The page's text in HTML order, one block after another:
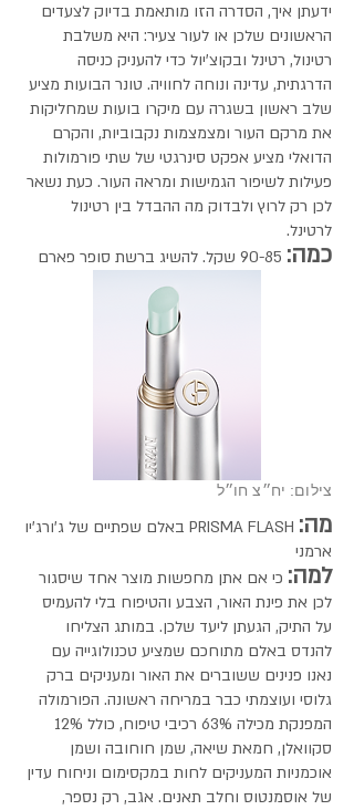
ידעתן איך, הסדרה הזו מותאמת בדיוק לצעדים
הראשונים שלכן או לעור צעיר: היא משלבת
רטינול, רטינל ובקוצ'יול כדי להעניק כניסה
הדרגתית, עדינה ונוחה לחוויה. טונר הבועות מציע
שלב ראשון בשגרה עם מיקרו בועות שמחליקות
את מרקם העור ומצמצמות נקבוביות, והקרם
הדואלי מציע אפקט סינרגטי של שתי פורמולות
פעילות לשיפור הגמישות ומראה העור. כעת נשאר
לכן רק לרוץ ולבדוק מה ההבדל בין רטינול
לרטינל.
כמה:
צילום: יח״צ חו״ל
מה:
PRISMA FLASH באלם שפתיים של ג'ורג'יו
ארמני
למה: כי אם אתן מחפשות מוצר אחד שיסגור
לכן את פינת האור, הצבע והטיפוח בלי להעמיס
על התיק, הגעתן ליעד שלכן. במותג הצליחו
להנדס באלם מתוחכם שמציע טכנולוגייה עם
נאנו פנינים ששוברים את האור ומעניקים ברק
גלוסי ועוצמתי כבר במריחה ראשונה. הפורמולה
המפנקת מכילה 63% רכיבי טיפוח, כולל 12%
סקוואלן, חמאת שיאה, שמן חוחובה ושמן
אוכמניות המעניקים לחות במקסימום וניחוח עדין
של אוסמנטוס וחלב תאנים. אגב, רק נספר,